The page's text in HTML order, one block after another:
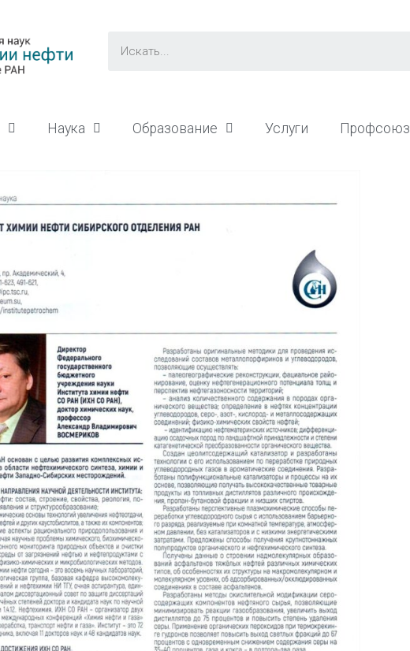
Наука Образование Услуги Профсоюз